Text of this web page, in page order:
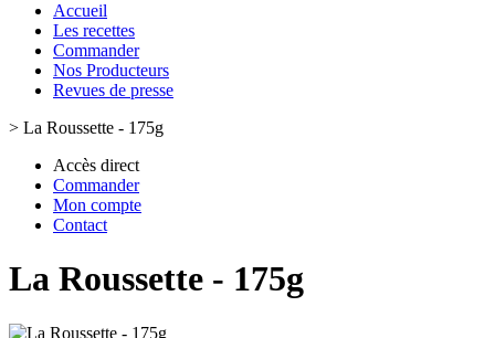
Accueil
Les recettes
Commander
Nos Producteurs
Revues de presse
> La Roussette - 175g
Accès direct
Commander
Mon compte
Contact
La Roussette - 175g